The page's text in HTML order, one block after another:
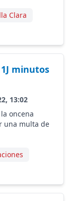
Clara
minutos
13:02
oncena
una multa de